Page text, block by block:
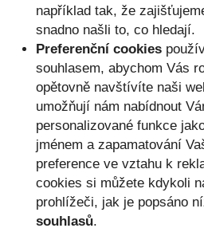
například tak, že
snadno našli to, co hledají.
Preferenční cookies
souhlasem, abychom Vás
opětovně navštívíte naši
umožňují nám nabídnout
personalizované funkce
jménem a zapamatování
preference ve vztahu k
cookies si můžete kdykoli
prohlížeči, jak je popsáno
souhlasů.